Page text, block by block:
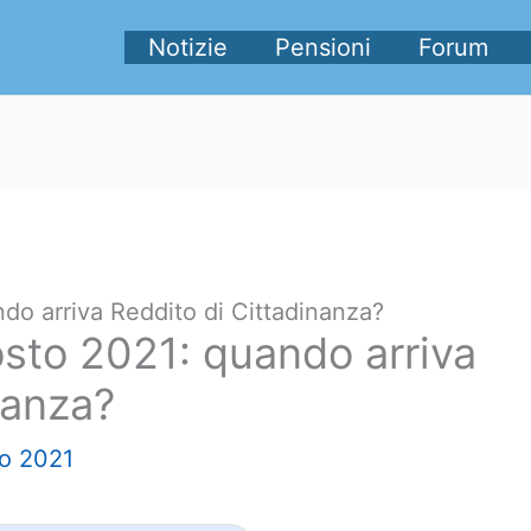
Notizie Pensioni Forum
arriva Reddito di Cittadinanza?
2021: quando arriva
2021